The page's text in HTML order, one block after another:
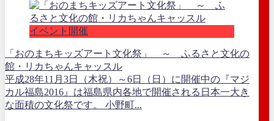
イベント開催
「おのまちキッズアート文化祭」 ～ ふるさと文化の
館・リカちゃんキャッスル
平成28年11月3日（木祝）～6日（日）に開催中の『マジ
カル福島2016』は福島県内各地で開催される日本一大き
な面積の文化祭です。 小野町...